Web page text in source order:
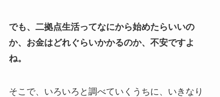
でも、二拠点生活ってなにから始めたらいいの
か、お金はどれぐらいかかるのか、不安ですよ
ね。
そこで、いろいろと調べていくうちに、いきなり